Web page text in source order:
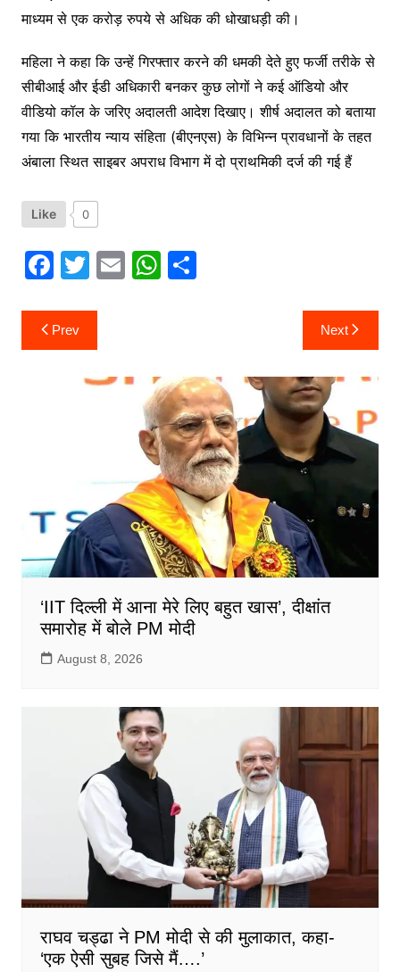
माध्यम से एक करोड़ रुपये से अधिक की धोखाधड़ी की।
महिला ने कहा कि उन्हें गिरफ्तार करने की धमकी देते हुए फर्जी तरीके से
सीबीआई और ईडी अधिकारी बनकर कुछ लोगों ने कई ऑडियो और
वीडियो कॉल के जरिए अदालती आदेश दिखाए। शीर्ष अदालत को बताया
गया कि भारतीय न्याय संहिता (बीएनएस) के विभिन्न प्रावधानों के तहत
अंबाला स्थित साइबर अपराध विभाग में दो प्राथमिकी दर्ज की गई हैं
Like 0
F
c
e
T
itt
er
E W
A
p
p
S
Post
navigation
Prev Next
‘IIT दिल्ली में आना मेरे लिए बहुत खास’, दीक्षांत
समारोह में बोले PM मोदी
August 8, 2026
राघव चड्ढा ने PM मोदी से की मुलाकात, कहा-
‘एक ऐसी सुबह जिसे मैं….’